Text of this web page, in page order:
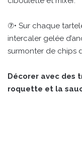
⑦• Sur chaque
intercaler gelée
surmonter de chips
Décorer avec des
roquette et la